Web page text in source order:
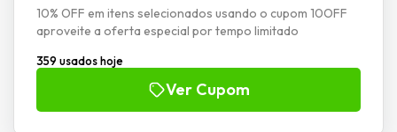
10% OFF em itens selecionados usando o cupom 10OFF
aproveite a oferta especial por tempo limitado
359 usados hoje
Ver Cupom